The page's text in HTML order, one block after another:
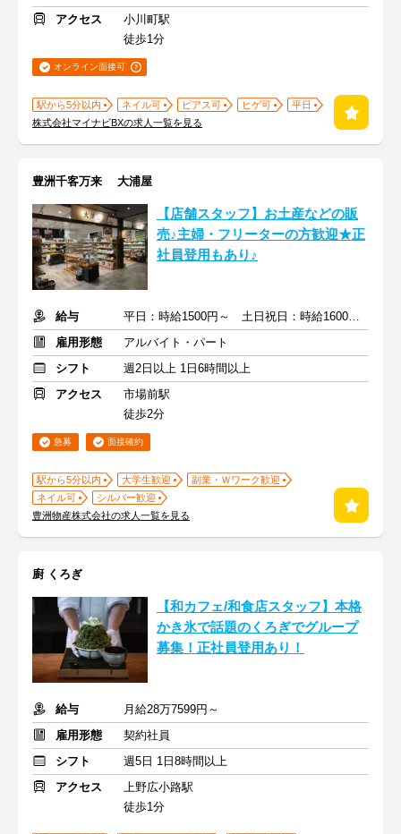
アクセス
小川町駅
徒歩1分
オンライン面接可
駅から5分以内 ネイル可 ピアス可 ヒゲ可
平日
株式会社マイナビBXの求人一覧を見る
豊洲千客万来 大浦屋
【店舗スタッフ】お土産などの販
売♪主婦・フリーターの方歓迎★正
社員登用もあり♪
給与
平日：時給1500円～ 土日祝日：時給1600円～ +交通費全額支給
雇用形態
アルバイト・パート
シフト
週2日以上 1日6時間以上
アクセス
市場前駅
徒歩2分
急募 面接確約
駅から5分以内 大学生歓迎
副業・Ｗワーク歓迎
ネイル可
シルバー歓迎
豊洲物産株式会社の求人一覧を見る
廚 くろぎ
【和カフェ/和食店スタッフ】本格
かき氷で話題のくろぎでグループ
募集！正社員登用あり！
給与
月給28万7599円～
雇用形態
契約社員
シフト
週5日 1日8時間以上
アクセス
上野広小路駅
徒歩1分